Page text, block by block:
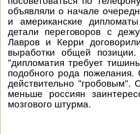
объявляли о начале
и американские
детали переговоров с
Лавров и Керри
выработки общей
"дипломатия требует
подобного рода
действительно "гробовым".
меньше россиян
мозгового штурма.